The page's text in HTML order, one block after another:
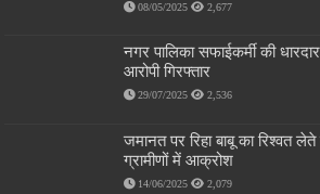
08/05/2025 2,677
नगर पालिका सफाईकर्मी की
आरोपी गिरफ्तार
29/07/2025 2,536
जमानत पर रिहा बाबू का रिश्वत
ग्रामीणों में आक्रोश
14/06/2025 2,079